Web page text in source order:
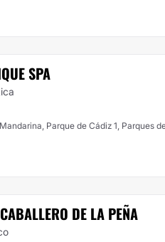
SPA
Parque de Cádiz 1, Parques
DE LA PEÑA